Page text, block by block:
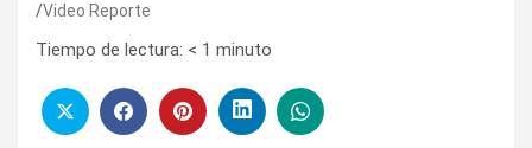
Video Reporte
Tiempo de lectura: < 1 minuto